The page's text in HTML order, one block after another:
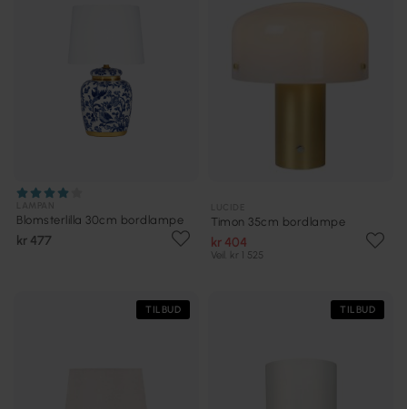
Blomsterlilla 30cm bordlampe
kr 477
Timon 35cm bordlampe
kr 404
Veil. kr 1 525
TILBUD TILBUD